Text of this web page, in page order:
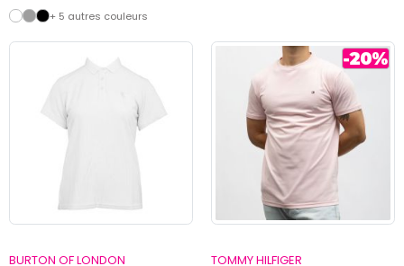
+ 5 autres couleurs
BURTON OF LONDON TOMMY HILFIGER